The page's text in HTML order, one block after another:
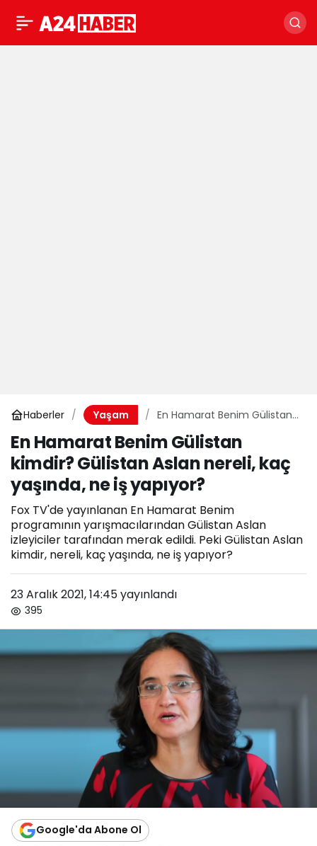
Haberler Yaşam
En Hamarat Benim Gülistan
kaç yaşında, ne iş yapıyor?
En Hamarat Benim Gülistan
kimdir? Gülistan Aslan nereli, kaç
yaşında, ne iş yapıyor?
Fox TV'de yayınlanan En Hamarat Benim
programının yarışmacılarından Gülistan Aslan
izleyiciler tarafından merak edildi. Peki Gülistan Aslan
kimdir, nereli, kaç yaşında, ne iş yapıyor?
23 Aralık 2021, 14:45yayınlandı
395
Google'da Abone Ol